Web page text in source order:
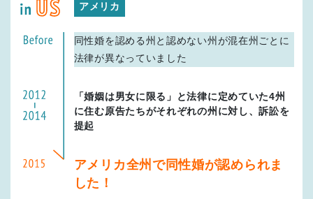
アメリカ
同性婚を認める州と認めない州が混在州ごとに
法律が異なっていました
「婚姻は男女に限る」と法律に定めていた4州
に住む原告たちがそれぞれの州に対し、訴訟を
提起
アメリカ全州で同性婚が認められま
した！